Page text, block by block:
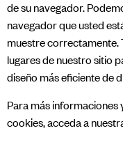
de su navegador.
navegador que usted
muestre correctamente.
lugares de nuestro sitio
diseño más eficiente de
​Para más
cookies, acceda a